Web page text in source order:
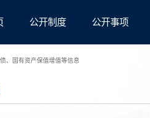
公开制度 公开事项
、国有资产保值增值等信息